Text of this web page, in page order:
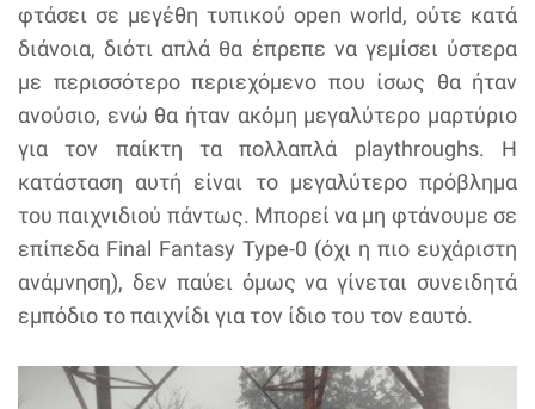
φτάσει σε μεγέθη τυπικού open world, ούτε κατά
διάνοια, διότι απλά θα έπρεπε να γεμίσει ύστερα
με περισσότερο περιεχόμενο που ίσως θα ήταν
ανούσιο, ενώ θα ήταν ακόμη μεγαλύτερο μαρτύριο
για τον παίκτη τα πολλαπλά playthroughs. Η
κατάσταση αυτή είναι το μεγαλύτερο πρόβλημα
του παιχνιδιού πάντως. Μπορεί να μη φτάνουμε σε
επίπεδα Final Fantasy Type-0 (όχι η πιο ευχάριστη
ανάμνηση), δεν παύει όμως να γίνεται συνειδητά
εμπόδιο το παιχνίδι για τον ίδιο του τον εαυτό.